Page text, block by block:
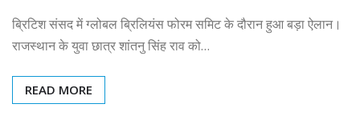
ब्रिटिश संसद में ग्लोबल ब्रिलियंस फोरम समिट के दौरान हुआ बड़ा ऐलान।
राजस्थान के युवा छात्र शांतनु सिंह राव को…
READ MORE